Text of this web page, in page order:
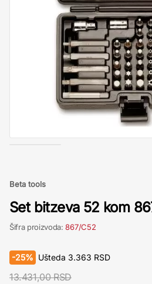
Beta tools
Set bitzeva 52 kom
Šifra proizvoda:867/C52
-25% Ušteda 3.363 RSD
13.431,00 RSD